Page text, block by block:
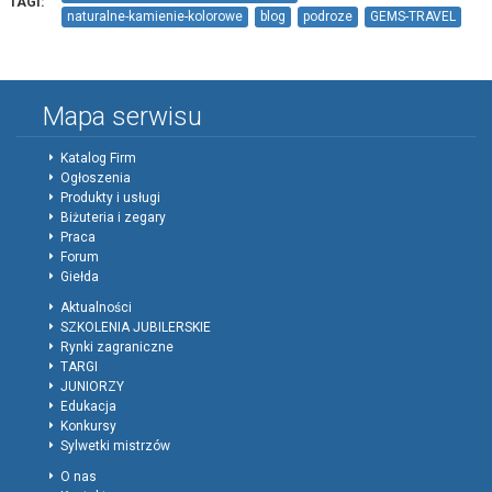
naturalne-kamienie-kolorowe
blog podroze GEMS-TRAVEL
Mapa serwisu
Katalog Firm
Ogłoszenia
Produkty i usługi
Biżuteria i zegary
Praca
Forum
Giełda
Aktualności
SZKOLENIA JUBILERSKIE
Rynki zagraniczne
TARGI
JUNIORZY
Edukacja
Konkursy
Sylwetki mistrzów
O nas